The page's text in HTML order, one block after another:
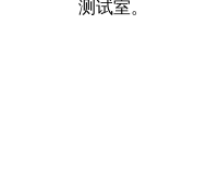
测试室。